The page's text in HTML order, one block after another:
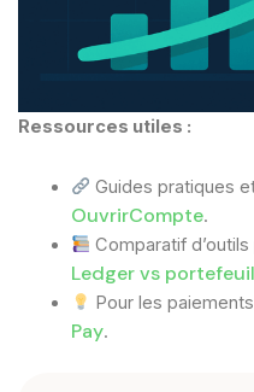
Ressources utiles :
Guides pratiques
OuvrirCompte.
Comparatif
Ledger vs
Pour les
Pay.